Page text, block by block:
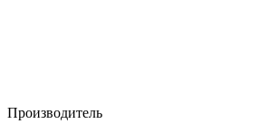
Производитель